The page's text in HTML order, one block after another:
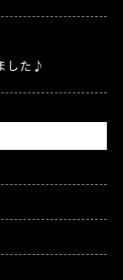
した♪